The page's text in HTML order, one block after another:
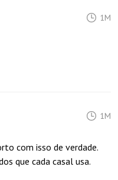
1M
1M
com isso de verdade.
que cada casal usa.